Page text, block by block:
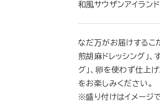
和風サウザンアイラ
なだ万がお届けするこ
煎胡麻ドレッシング」
グ」、卵を使わず仕上
をお楽しみください。
※盛り付けはイメージ